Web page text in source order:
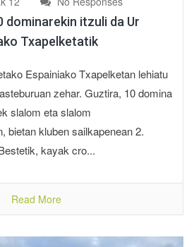
dominarekin itzuli da Ur
Txapelketatik
Espainiako Txapelketan lehiatu
zehar. Guztira, 10 domina
slalom eta slalom
bietan kluben sailkapenean 2.
kayak cro...
Read More